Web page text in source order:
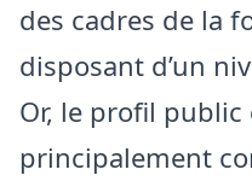
des cadres de la
disposant d’un
Or, le profil
principalement